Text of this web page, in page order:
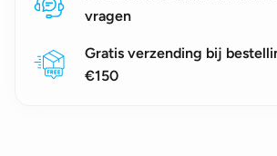
vragen
Gratis verzending bij
€150